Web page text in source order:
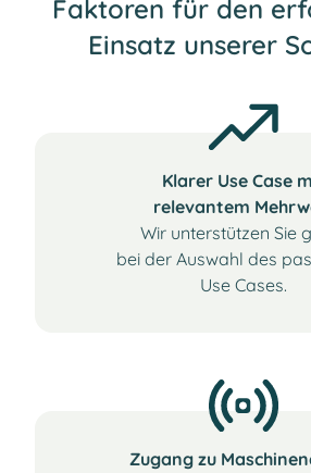
Faktoren für den
Einsatz unserer
Klarer Use Case
relevantem
Wir unterstützen Sie
bei der Auswahl des
Use Cases.
Zugang zu